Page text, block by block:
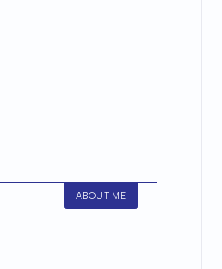
ABOUT ME